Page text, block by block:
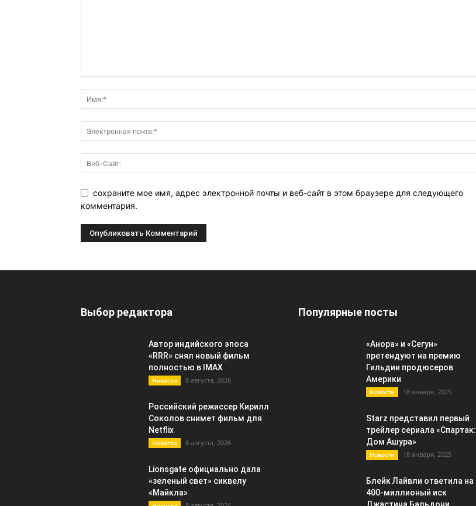
сохраните мое имя, адрес электронной почты и веб-сайт в этом браузере для следующего
комментария.
Выбор редактора
Автор индийского эпоса
«RRR» снял новый фильм
полностью в IMAX
Новости 8 августа, 2026
Российский режиссер Кирилл
Соколов снимет фильм для
Netflix
Новости 8 августа, 2026
Lionsgate официально дала
«зеленый свет» сиквелу
«Майкла»
Популярные посты
«Анора» и «Сегун»
претендуют на премию
Гильдии продюсеров
Америки
Новости 18 января, 2025
Starz представил первый
трейлер сериала «Спартак:
Дом Ашура»
Новости 18 января, 2025
Блейк Лайвли ответила на
400-миллионый иск